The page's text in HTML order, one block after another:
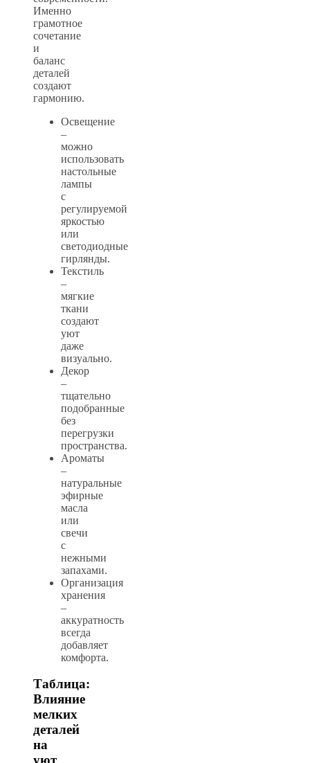
Именно
грамотное
сочетание
и
баланс
деталей
создают
гармонию.
Освещение
–
можно
использовать
настольные
лампы
с
регулируемой
яркостью
или
светодиодные
гирлянды.
Текстиль
–
мягкие
ткани
создают
уют
даже
визуально.
Декор
–
тщательно
подобранные
без
перегрузки
пространства.
Ароматы
–
натуральные
эфирные
масла
или
свечи
с
нежными
запахами.
Организация
хранения
–
аккуратность
всегда
добавляет
комфорта.
Таблица:
Влияние
мелких
деталей
на
уют